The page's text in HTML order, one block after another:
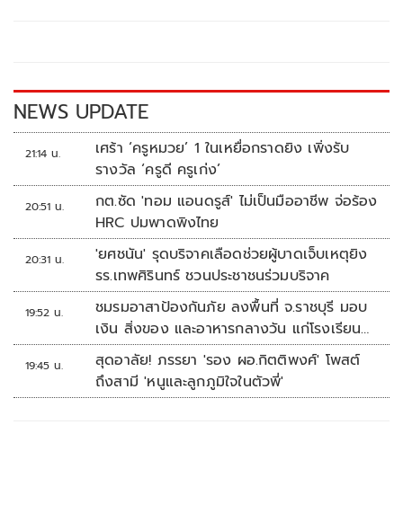
k k
NEWS UPDATE
21:14 น.
เศร้า ‘ครูหมวย’ 1 ในเหยื่อกราดยิง เพิ่งรับ
รางวัล ‘ครูดี ครูเก่ง’
20:51 น.
กต.ซัด 'ทอม แอนดรูส์' ไม่เป็นมืออาชีพ จ่อร้อง
HRC ปมพาดพิงไทย
20:31 น.
'ยศชนัน' รุดบริจาคเลือดช่วยผู้บาดเจ็บเหตุยิง
รร.เทพศิรินทร์ ชวนประชาชนร่วมบริจาค
19:52 น.
ชมรมอาสาป้องกันภัย ลงพื้นที่ จ.ราชบุรี มอบ
เงิน สิ่งของ และอาหารกลางวัน แก่โรงเรียน
บ้านหนองน้ำใส
19:45 น.
สุดอาลัย! ภรรยา 'รอง ผอ.กิตติพงศ์' โพสต์
ถึงสามี 'หนูและลูกภูมิใจในตัวพี่'